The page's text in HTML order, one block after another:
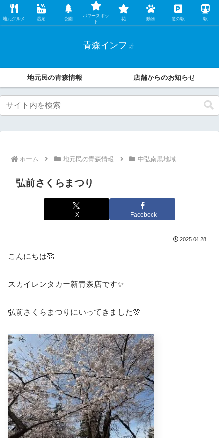
レンタカー店の中の人が、地元民ならではの観光・グルメ情報などオススメす
る魅力をこっそり伝えます。
青森インフォ
地元民の青森情報 店舗からのお知らせ
ホーム 地元民の青森情報 中弘南黒地域
弘前さくらまつり
X Facebook
2025.04.28
こんにちは🥰
スカイレンタカー新青森店です✨
弘前さくらまつりにいってきました🌸
地元グルメ 温泉 公園
パワースポッ
ト
花 動物 道の駅 駅